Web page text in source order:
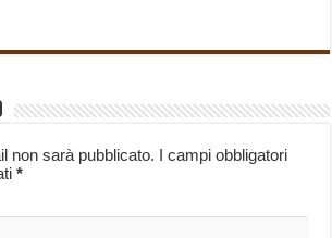
non sarà pubblicato. I campi obbligatori
*